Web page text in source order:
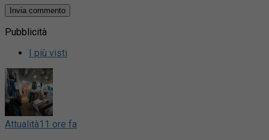
Pubblicità
I più visti
Attualità11 ore fa